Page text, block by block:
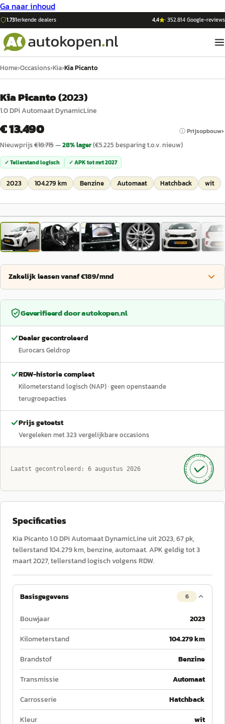
Ga naar inhoud
1.731erkende dealers 4,4 ·352.814Google-reviews
Home›Occasions›Kia›Kia Picanto
Kia Picanto(2023)
1.0 DPi Automaat DynamicLine
€ 13.490 ⓘ Prijsopbouw
Nieuwprijs€18.715—28% lager(€5.225 besparing t.o.v. nieuw)
✓ Tellerstand logisch ✓ APK totmrt 2027
2023 104.279 km Benzine Automaat Hatchback wit
1/39
Zakelijk leasen vanaf €189/mnd
Geverifieerd doorautokopen.nl
Dealer gecontroleerd
Eurocars Geldrop
RDW-historie compleet
Kilometerstand logisch (NAP)· geen openstaande
terugroepacties
Prijs getoetst
Vergeleken met323 vergelijkbare occasions
Laatst gecontroleerd: 6 augustus 2026 GECONTROLEERD ·
AUTOKOPEN.NL
· SINDS 1999 ·
Specificaties
Kia Picanto 1.0 DPi Automaat DynamicLine uit 2023, 67 pk,
tellerstand 104.279 km, benzine, automaat. APK geldig tot 3
maart 2027, tellerstand logisch volgens RDW.
Basisgegevens 6
Bouwjaar
2023
Kilometerstand
104.279 km
Brandstof
Benzine
Transmissie
Automaat
Carrosserie
Hatchback
Kleur
wit